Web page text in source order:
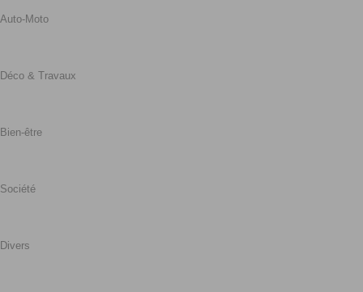
Auto-Moto
Déco & Travaux
Bien-être
Société
Divers